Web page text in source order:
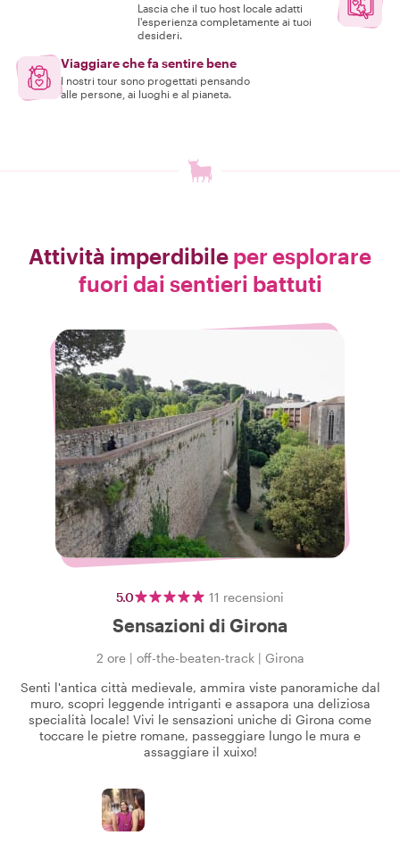
Lascia che il tuo host locale adatti
l'esperienza completamente ai tuoi
desideri.
Viaggiare che fa sentire bene
I nostri tour sono progettati pensando
alle persone, ai luoghi e al pianeta.
Attività imperdibile per esplorare
fuori dai sentieri battuti
5.0 11 recensioni
Sensazioni di Girona
2 ore| off-the-beaten-track| Girona
Senti l'antica città medievale, ammira viste panoramiche dal
muro, scopri leggende intriganti e assapora una deliziosa
specialità locale! Vivi le sensazioni uniche di Girona come
toccare le pietre romane, passeggiare lungo le mura e
assaggiare il xuixo!